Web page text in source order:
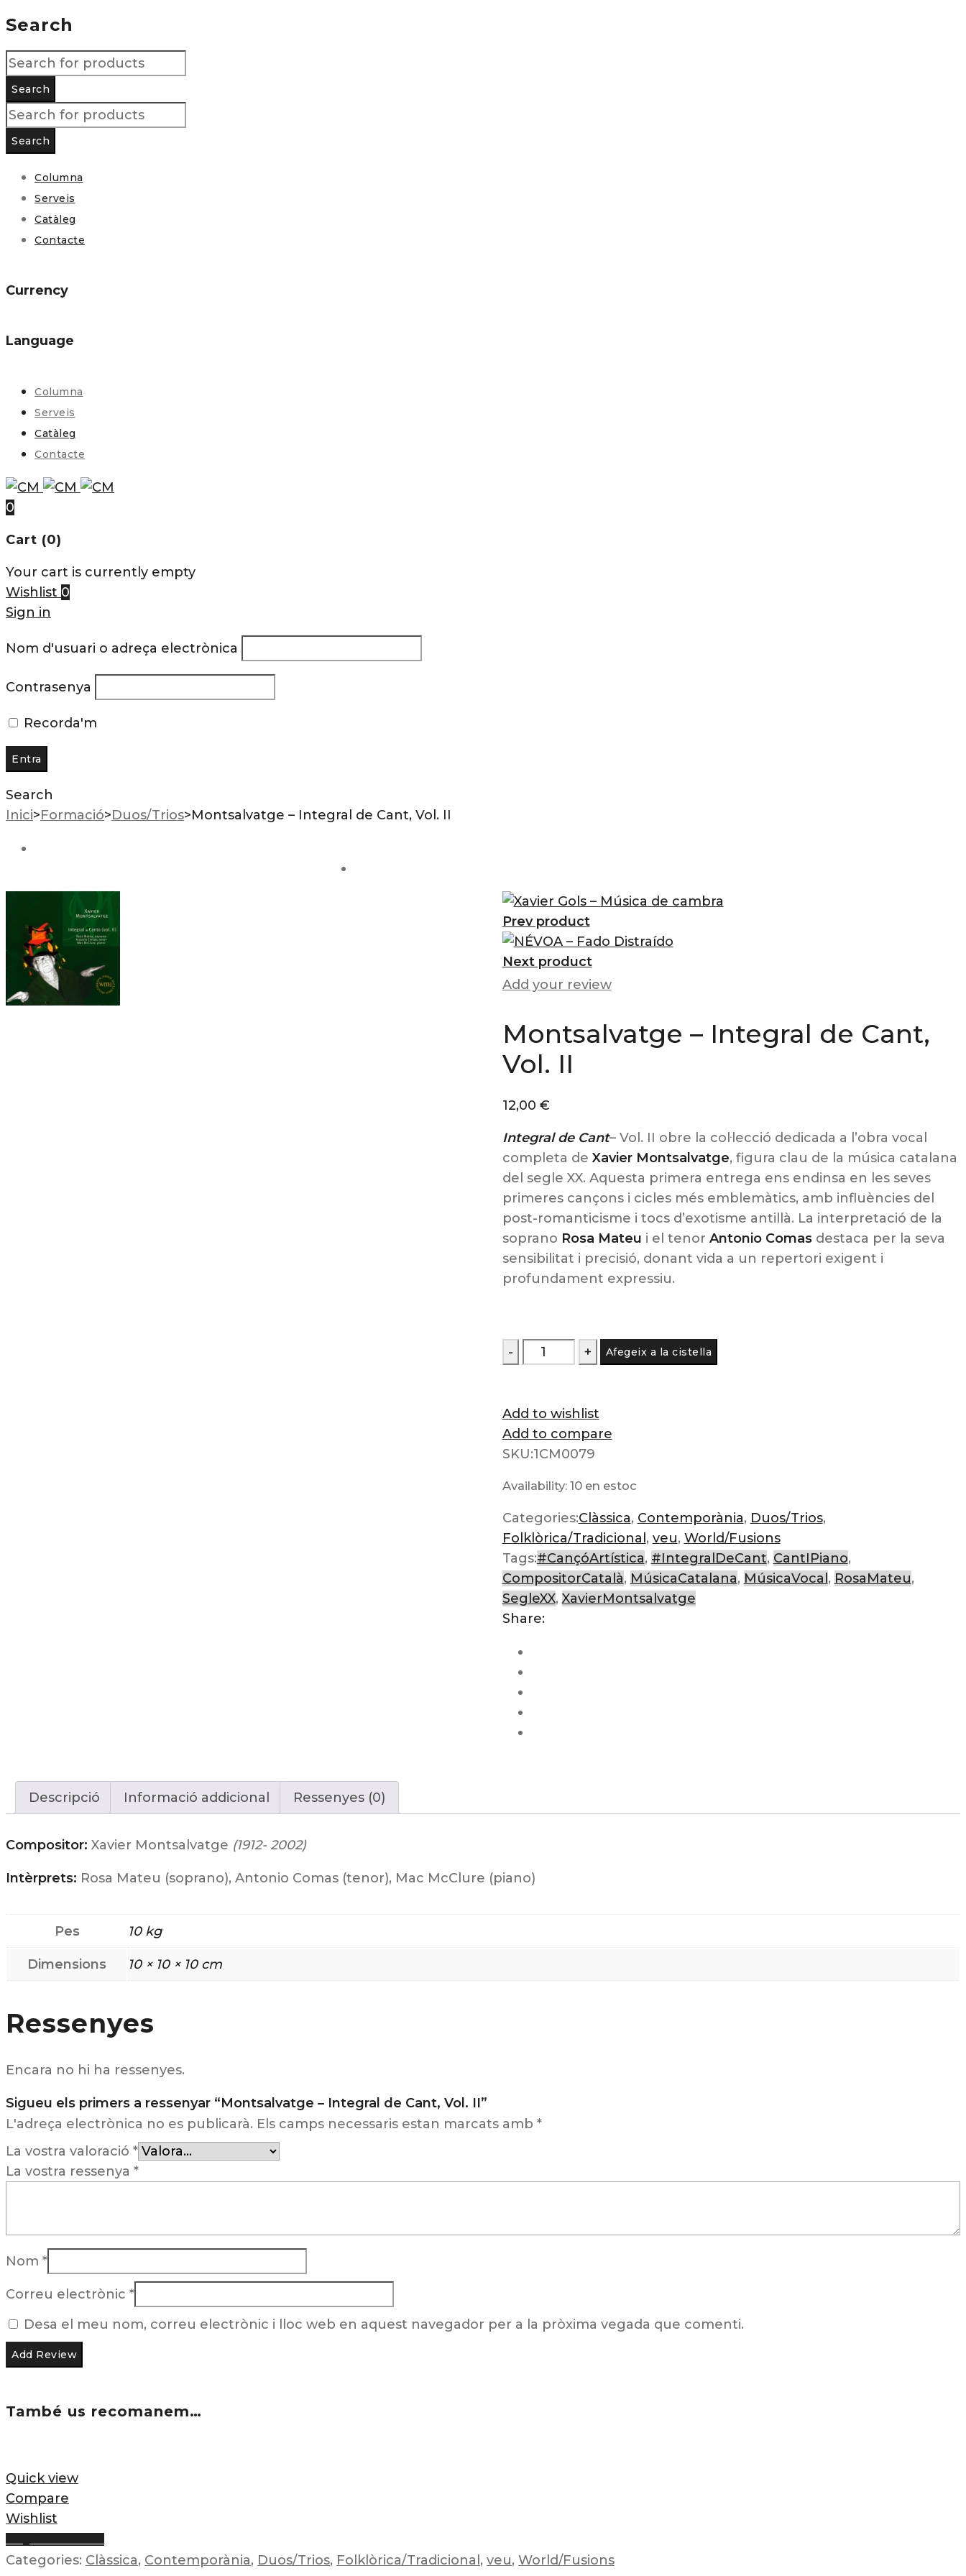
Search
Columna
Serveis
Catàleg
Contacte
Currency
Language
Columna
Serveis
Catàleg
Contacte
0
Cart (0)
Your cart is currently empty
Wishlist 0
Sign in
Nom d'usuari o adreça electrònica
Contrasenya
Recorda'm
Search
Inici>Formació>Duos/Trios>Montsalvatge – Integral de Cant, Vol. II
Prev product
Next product
Add your review
Montsalvatge – Integral de Cant,
Vol. II
12,00 €
Integral de Cant– Vol. II obre la col·lecció dedicada a l’obra vocal
completa de Xavier Montsalvatge, figura clau de la música catalana
del segle XX. Aquesta primera entrega ens endinsa en les seves
primeres cançons i cicles més emblemàtics, amb influències del
post-romanticisme i tocs d’exotisme antillà. La interpretació de la
soprano Rosa Mateu i el tenor Antonio Comasdestaca per la seva
sensibilitat i precisió, donant vida a un repertori exigent i
profundament expressiu.
quantitat
de
-
Integral
de
Vol.
Afegeix a la cistella
Add to wishlist
Add to compare
SKU:1CM0079
Availability: 10 en estoc
Categories:Clàssica, Contemporània, Duos/Trios,
Folklòrica/Tradicional , veu, World/Fusions
Tags:#CançóArtística, #IntegralDeCant, CantIPiano,
CompositorCatalà, MúsicaCatalana, MúsicaVocal , RosaMateu,
SegleXX, XavierMontsalvatge
Share:
Descripció Informació addicional Ressenyes (0)
Compositor: Xavier Montsalvatge (1912- 2002)
Intèrprets: Rosa Mateu (soprano), Antonio Comas (tenor), Mac McClure (piano)
Pes 10 kg
Dimensions 10 × 10 × 10 cm
Ressenyes
Encara no hi ha ressenyes.
Sigueu els primers a ressenyar “Montsalvatge – Integral de Cant, Vol. II”
L'adreça electrònica no es publicarà. Els camps necessaris estan marcats amb *
La vostra valoració *
La vostra ressenya *
Nom *
Correu electrònic *
Desa el meu nom, correu electrònic i lloc web en aquest navegador per a la pròxima vegada que comenti.
També us recomanem…
Quick view
Compare
Wishlist
Categories: Clàssica, Contemporània, Duos/Trios, Folklòrica/Tradicional , veu, World/Fusions